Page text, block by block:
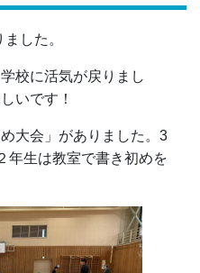
した。
校に活気が戻りまし
いです！
大会」がありました。3
年生は教室で書き初めを